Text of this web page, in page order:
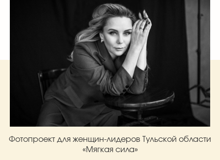
Фотопроект для женщин-лидеров Тульской области
«Мягкая сила»